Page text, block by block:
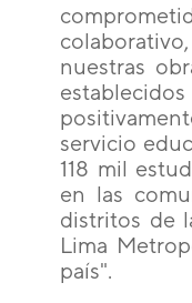
nuestras
servicio
118 mil
en las
distritos de
Lima
país".